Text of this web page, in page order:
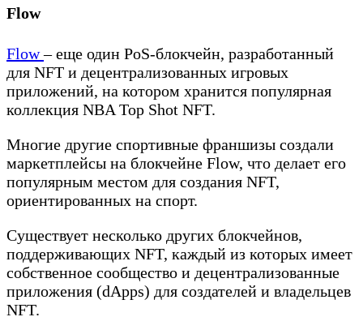
Flow
Flow– еще один PoS-блокчейн, разработанный
для NFT и децентрализованных игровых
приложений, на котором хранится популярная
коллекция NBA Top Shot NFT.
Многие другие спортивные франшизы создали
маркетплейсы на блокчейне Flow, что делает его
популярным местом для создания NFT,
ориентированных на спорт.
Существует несколько других блокчейнов,
поддерживающих NFT, каждый из которых имеет
собственное сообщество и децентрализованные
приложения (dApps) для создателей и владельцев
NFT.